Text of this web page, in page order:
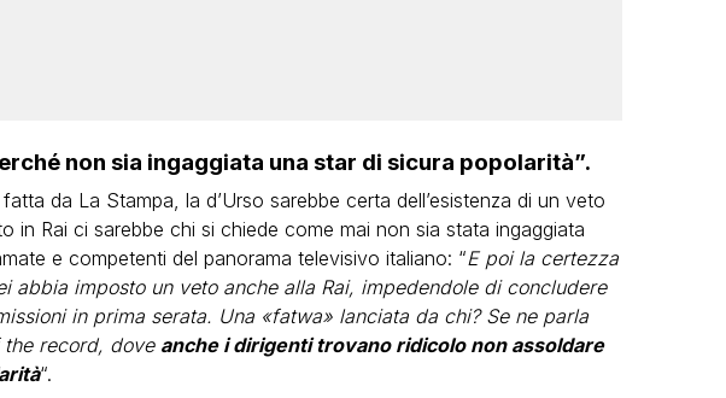
non sia ingaggiata una star di sicura popolarità”.
da La Stampa, la d’Urso sarebbe certa dell’esistenza di un veto
in Rai ci sarebbe chi si chiede come mai non sia stata ingaggiata
e competenti del panorama televisivo italiano: “E poi la certezza
abbia imposto un veto anche alla Rai, impedendole di concludere
in prima serata. Una «fatwa» lanciata da chi? Se ne parla
the record, dove anche i dirigenti trovano ridicolo non assoldare
“.